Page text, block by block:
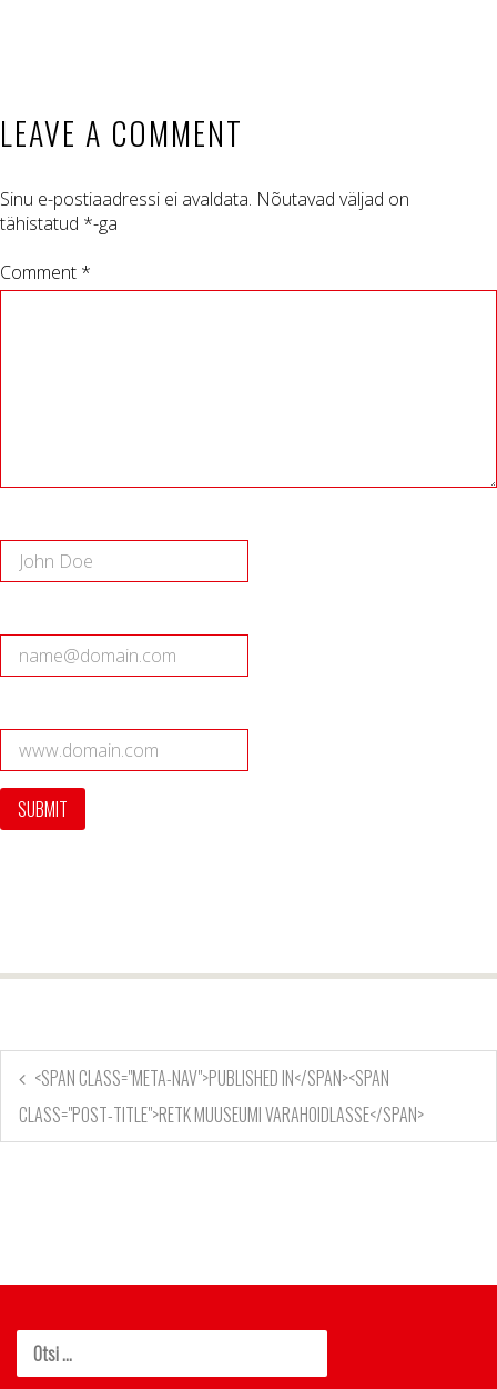
LEAVE A COMMENT
Sinu e-postiaadressi ei avaldata. Nõutavad väljad on
tähistatud *-ga
Comment *
<SPAN CLASS="META-NAV">PUBLISHED IN</SPAN><SPAN
CLASS="POST-TITLE">RETK MUUSEUMI VARAHOIDLASSE</SPAN>